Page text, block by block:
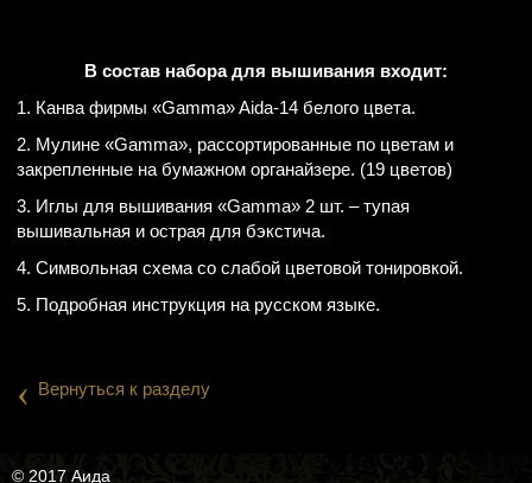
В состав набора для вышивания входит:
1. Канва фирмы «Gamma» Aida-14 белого цвета.
2. Мулине «Gamma», рассортированные по цветам и
закрепленные на бумажном органайзере. (19 цветов)
3. Иглы для вышивания «Gamma» 2 шт. – тупая
вышивальная и острая для бэкстича.
4. Символьная схема со слабой цветовой тонировкой.
5. Подробная инструкция на русском языке.
‹ Вернуться к разделу
© 2017 Аида